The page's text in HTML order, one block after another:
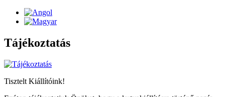
Tájékoztatás
Tisztelt Kiállítóink!